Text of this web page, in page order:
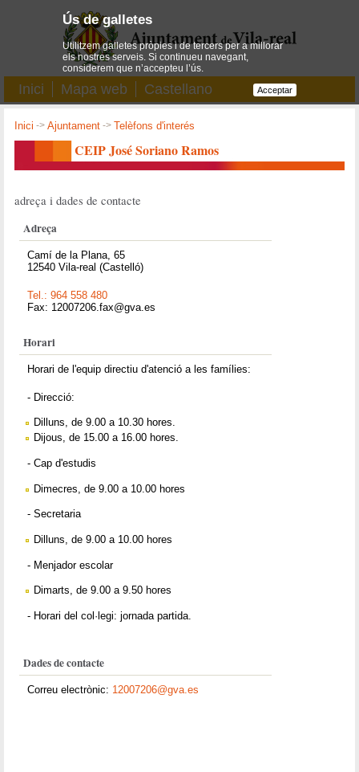
Inici Mapa web Castellano
Inici ->Ajuntament ->Telèfons d'interés
CEIP José Soriano Ramos
adreça i dades de contacte
Adreça
Camí de la Plana, 65
12540 Vila-real (Castelló)
Tel.: 964 558 480
Fax: 12007206.fax@gva.es
Horari
Horari de l'equip directiu d'atenció a les famílies:
- Direcció:
Dilluns, de 9.00 a 10.30 hores.
Dijous, de 15.00 a 16.00 hores.
- Cap d'estudis
Dimecres, de 9.00 a 10.00 hores
- Secretaria
Dilluns, de 9.00 a 10.00 hores
- Menjador escolar
Dimarts, de 9.00 a 9.50 hores
- Horari del col·legi: jornada partida.
Dades de contacte
Correu electrònic: 12007206@gva.es
Ús de galletes
Utilitzem galletes pròpies i de tercers per a millorar
els nostres serveis. Si continueu navegant,
considerem que n’accepteu l’ús.
Acceptar